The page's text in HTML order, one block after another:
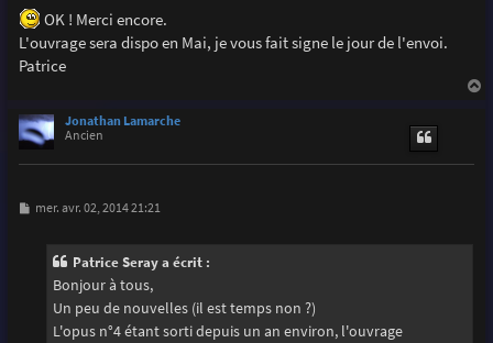
s
s
a
g
e
OK ! Merci encore.
L'ouvrage sera dispo en Mai, je vous fait signe le jour de l'envoi.
Patrice
Jonathan Lamarche
Ancien
M
mer. avr. 02, 2014 21:21
Patrice Seray a écrit :
Bonjour à tous,
Un peu de nouvelles (il est temps non ?)
L'opus n°4 étant sorti depuis un an environ, l'ouvrage